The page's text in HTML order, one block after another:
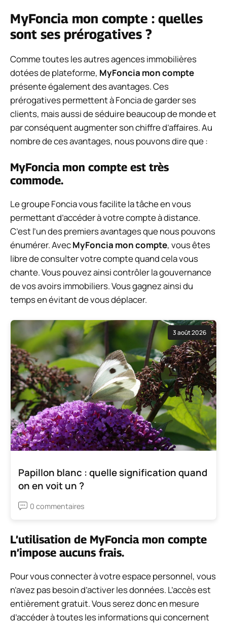
MyFoncia mon compte : quelles
sont ses prérogatives ?
Comme toutes les autres agences immobilières
dotées de plateforme, MyFoncia mon compte
présente également des avantages. Ces
prérogatives permettent à Foncia de garder ses
clients, mais aussi de séduire beaucoup de monde et
par conséquent augmenter son chiffre d’affaires. Au
nombre de ces avantages, nous pouvons dire que :
MyFoncia mon compte est très
commode.
Le groupe Foncia vous facilite la tâche en vous
permettant d’accéder à votre compte à distance.
C’est l’un des premiers avantages que nous pouvons
énumérer. AvecMyFoncia mon compte, vous êtes
libre de consulter votre compte quand cela vous
chante. Vous pouvez ainsi contrôler la gouvernance
de vos avoirs immobiliers. Vous gagnez ainsi du
temps en évitant de vous déplacer.
3 août 2026
Papillon blanc : quelle signification quand
on en voit un ?
0 commentaires
L’utilisation de MyFoncia mon compte
n’impose aucuns frais.
Pour vous connecter à votre espace personnel, vous
n’avez pas besoin d’activer les données. L’accès est
entièrement gratuit. Vous serez donc en mesure
d’accéder à toutes les informations qui concernent